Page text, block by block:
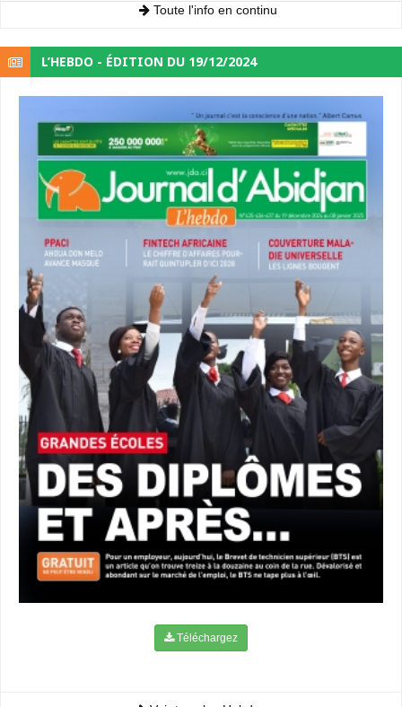
Toute l'info en continu
L’HEBDO - ÉDITION DU 19/12/2024
Téléchargez